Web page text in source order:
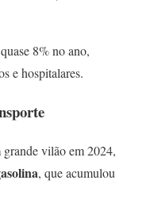
8% no ano,
e hospitalares.
vilão em 2024,
, que acumulou